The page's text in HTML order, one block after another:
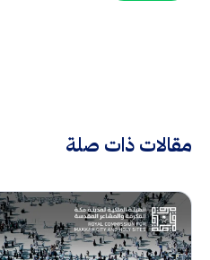
مقالات ذات صلة